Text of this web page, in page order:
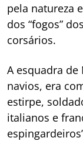
pela natureza
dos “fogos”
corsários.
A esquadra de
navios, era
estirpe,
italianos e